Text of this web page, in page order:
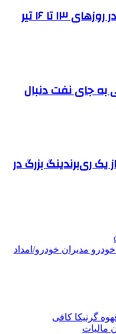
اتحادیه های صنفی تهران در روزهای ۱۳ تا ۱۶ تیر
به جای نفت دنبال
یک ری‌برندینگ بزرگ در
مدیران خودرو/امداد
گرنیکا کافی
مالیات